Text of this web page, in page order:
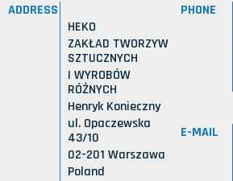
ADDRESS
HEKO
ZAKŁAD TWORZYW
SZTUCZNYCH
I WYROBÓW
RÓŻNYCH
Henryk Konieczny
ul. Opaczewska
43/10
02-201 Warszawa
Poland
PHONE
E-MAIL